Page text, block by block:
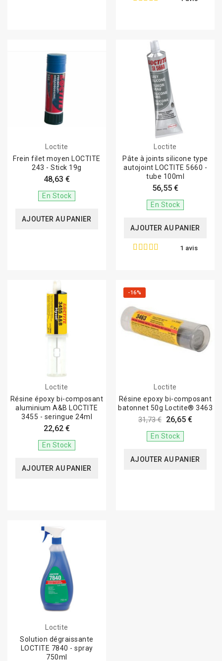
Loctite
Frein filet moyen LOCTITE
243 - Stick 19g
48,63 €
En Stock
AJOUTER AU PANIER
Loctite
Pâte à joints silicone type
autojoint LOCTITE 5660 -
tube 100ml
56,55 €
En Stock
AJOUTER AU PANIER
1 avis
Loctite
Résine époxy bi-composant
aluminium A&B LOCTITE
3455 - seringue 24ml
22,62 €
En Stock
AJOUTER AU PANIER
-16%
Loctite
Résine epoxy bi-composant
batonnet 50g Loctite® 3463
31,73 € 26,65 €
En Stock
AJOUTER AU PANIER
Loctite
Solution dégraissante
LOCTITE 7840 - spray
750ml